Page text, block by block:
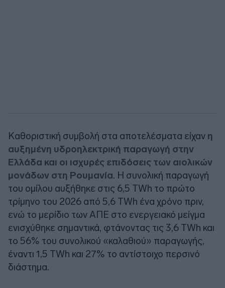
Καθοριστική συμβολή στα αποτελέσματα είχαν η
αυξημένη υδροηλεκτρική παραγωγή στην
Ελλάδα και οι ισχυρές επιδόσεις των αιολικών
μονάδων στη Ρουμανία. Η συνολική παραγωγή
του ομίλου αυξήθηκε στις 6,5 TWh το πρώτο
τρίμηνο του 2026 από 5,6 TWh ένα χρόνο πριν,
ενώ το μερίδιο των ΑΠΕ στο ενεργειακό μείγμα
ενισχύθηκε σημαντικά, φτάνοντας τις 3,6 TWh και
το 56% του συνολικού «καλαθιού» παραγωγής,
έναντι 1,5 TWh και 27% το αντίστοιχο περσινό
διάστημα.